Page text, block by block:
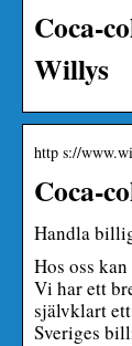
Coca-
Willys
http s://
Coca-
Handla
Hos oss
Vi har ett
självklart
Sveriges